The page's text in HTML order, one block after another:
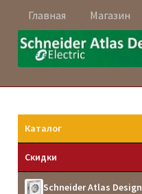
Главная Магазин
Каталог
Скидки
Schneider Atlas Design